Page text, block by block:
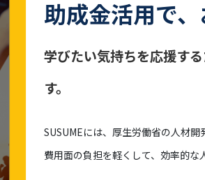
助成金活用で
学びたい気持ちを応援す
す。
SUSUMEには、厚生労働省の人材開
費用面の負担を軽くして、効率的な